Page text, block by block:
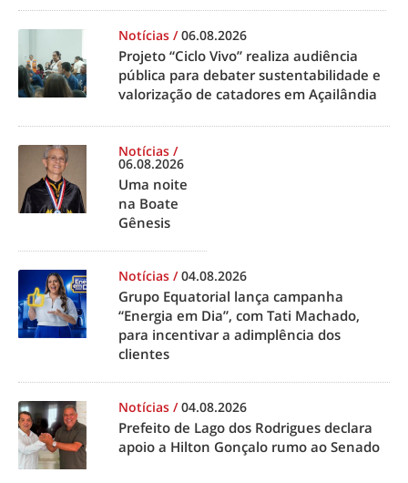
Notícias /06.08.2026
Projeto “Ciclo Vivo” realiza audiência
pública para debater sustentabilidade e
valorização de catadores em Açailândia
Notícias /
06.08.2026
Uma noite
na Boate
Gênesis
Notícias /04.08.2026
Grupo Equatorial lança campanha
“Energia em Dia”, com Tati Machado,
para incentivar a adimplência dos
clientes
Notícias /04.08.2026
Prefeito de Lago dos Rodrigues declara
apoio a Hilton Gonçalo rumo ao Senado